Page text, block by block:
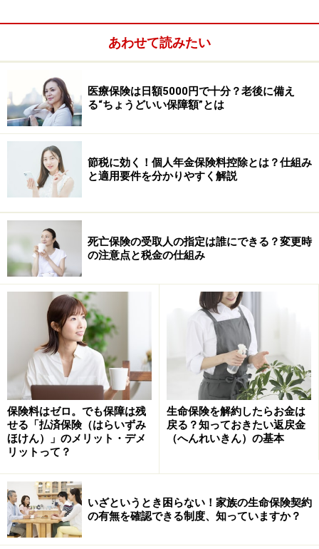
手続きに必要な保険料控除の証明書（生命保険料控除証
明書）は、毎年10月頃に各保険会社からハガキで送られ
てきます。確定申告をするのは年が変わってからです
が、会社勤めの人は年内に年末調整の手続きがあるの
で、それに間に合うようこの時期に発送しています。
生命保険料控除の対象となる生命保険とは
個人で加入する死亡保険や医療保険、がん保険などは、
ほとんどが控除対象の保険になっています。生命保険料
控除証明書が送られてきたら、控除の対象になる保険と
いうことなので、判断に悩むことはありません。また、
一部の共済や、損害保険会社の身体の傷害または疾病に
より給付金等が支払われるような保険も、生命保険料控
除の対象になっています。
ただし、個人年金保険料控除については、保険料払込期
間や受取人、年金の受取り方などに一定の要件があり、
あわせて読みたい
医療保険は日額5000円で十分？老後に備え
る“ちょうどいい保障額”とは
節税に効く！個人年金保険料控除とは？仕組み
と適用要件を分かりやすく解説
死亡保険の受取人の指定は誰にできる？変更時
の注意点と税金の仕組み
保険料はゼロ。でも保障は残
せる「払済保険（はらいずみ
ほけん）」のメリット・デメ
リットって？
生命保険を解約したらお金は
戻る？知っておきたい返戻金
（へんれいきん）の基本
いざというとき困らない！家族の生命保険契約
の有無を確認できる制度、知っていますか？